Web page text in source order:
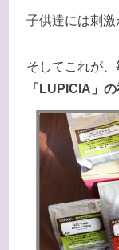
子供達には刺激
そしてこれが
「LUPICIA」